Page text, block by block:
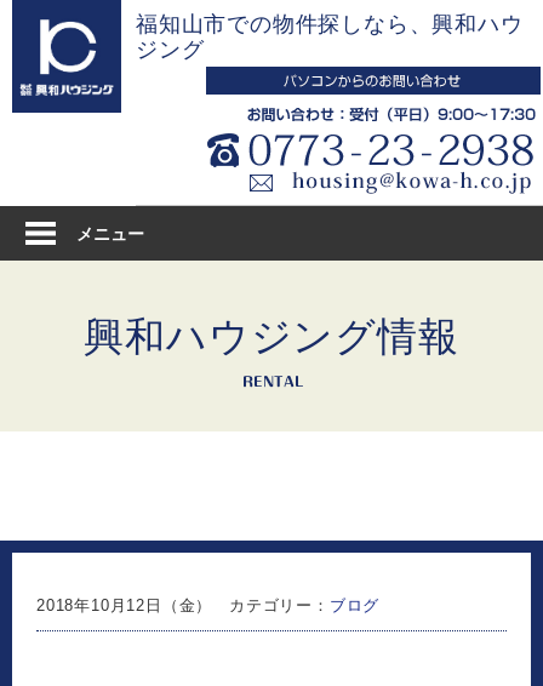
ッ
福知山市での物件探しなら、興和ハウ
ジング
メニュー
興和ハウジング情報
2018年10月12日（金） カテゴリー： ブログ